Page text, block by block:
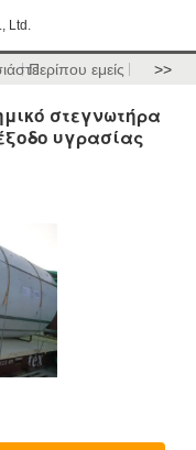
Ltd.
Περίπου εμείς >>
στεγνωτήρα
υγρασίας